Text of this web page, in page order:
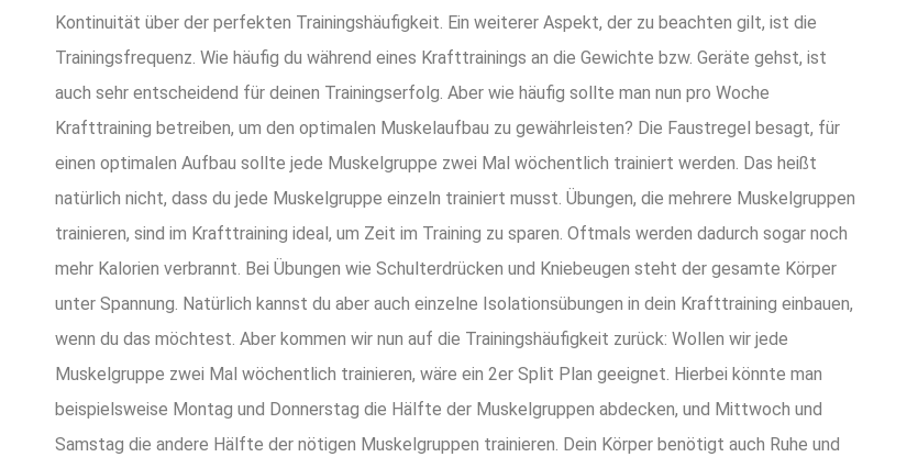
Kontinuität über der perfekten Trainingshäufigkeit. Ein weiterer Aspekt, der zu beachten gilt, ist die
Trainingsfrequenz. Wie häufig du während eines Krafttrainings an die Gewichte bzw. Geräte gehst, ist
auch sehr entscheidend für deinen Trainingserfolg. Aber wie häufig sollte man nun pro Woche
Krafttraining betreiben, um den optimalen Muskelaufbau zu gewährleisten? Die Faustregel besagt, für
einen optimalen Aufbau sollte jede Muskelgruppe zwei Mal wöchentlich trainiert werden. Das heißt
natürlich nicht, dass du jede Muskelgruppe einzeln trainiert musst. Übungen, die mehrere Muskelgruppen
trainieren, sind im Krafttraining ideal, um Zeit im Training zu sparen. Oftmals werden dadurch sogar noch
mehr Kalorien verbrannt. Bei Übungen wie Schulterdrücken und Kniebeugen steht der gesamte Körper
unter Spannung. Natürlich kannst du aber auch einzelne Isolationsübungen in dein Krafttraining einbauen,
wenn du das möchtest. Aber kommen wir nun auf die Trainingshäufigkeit zurück: Wollen wir jede
Muskelgruppe zwei Mal wöchentlich trainieren, wäre ein 2er Split Plan geeignet. Hierbei könnte man
beispielsweise Montag und Donnerstag die Hälfte der Muskelgruppen abdecken, und Mittwoch und
Samstag die andere Hälfte der nötigen Muskelgruppen trainieren. Dein Körper benötigt auch Ruhe und